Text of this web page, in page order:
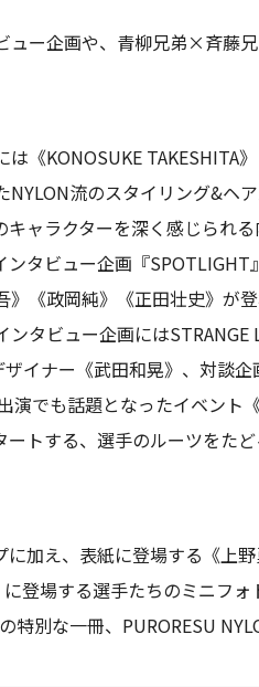
ー企画や、青柳兄弟×斉藤
《KONOSUKE
流のスタイリング&ヘ
ャラクターを深く感じられる
ンタビュー企画『
《政岡純》《正田壮史》が
タビュー企画には
イナー《武田和晃》、対談
演でも話題となったイベン
トする、選手のルーツをた
加え、表紙に登場する《上
登場する選手たちのミニフォ
別な一冊、PURORESU